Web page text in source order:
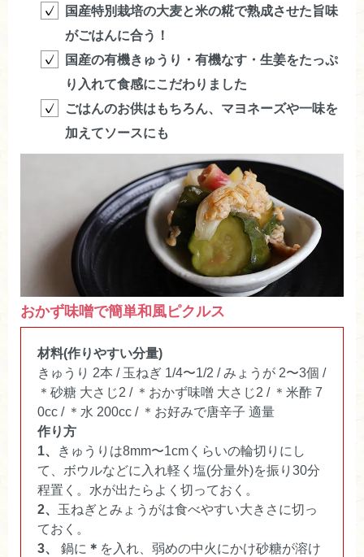
この度は、おかず味噌をお買い求めいた
だき誠にありがとうございます。贈られ
た方も気に入っていただけて、とても嬉
しいです。これからも、みなさまに喜ば
れる製品づくりに一層励みたいと思いま
す。（2023/09/12 18:12:22）
ハッチ 女性
2023/07/18 18:08:58
初めて購入
初めて購入しましたが甘みのある味噌で細か
い野菜が入っていて美味しいですそのままご
飯にのせて、きゅうりにのせて食べています
ショップからのコメント
この度はおかず味噌をお買い求めいただ
き誠にありがとうございます。なめ味噌
がリニューアルし、おかず味噌として新
登場しました。さっそくレビューをいた
だき嬉しいです。またご利用いただける
と幸いです。（2023/07/21 10:46:04）
国産特別栽培の大麦と米の糀で熟成させた旨味
がごはんに合う！
国産の有機きゅうり・有機なす・生姜をたっぷ
り入れて食感にこだわりました
ごはんのお供はもちろん、マヨネーズや一味を
加えてソースにも
おかず味噌で簡単和風ピクルス
材料(作りやすい分量)
きゅうり 2本 / 玉ねぎ 1/4〜1/2 / みょうが 2〜3個 /
＊砂糖 大さじ2 / ＊おかず味噌 大さじ2 / ＊米酢 7
0cc / ＊水 200cc / ＊お好みで唐辛子 適量
作り方
1、
きゅうりは8mm〜1cmくらいの輪切りにし
て、ボウルなどに入れ軽く塩(分量外)を振り30分
程置く。水が出たらよく切っておく。
2、 玉ねぎとみょうがは食べやすい大きさに切っ
ておく。
3、
鍋に ＊ を入れ、弱めの中火にかけ砂糖が溶け